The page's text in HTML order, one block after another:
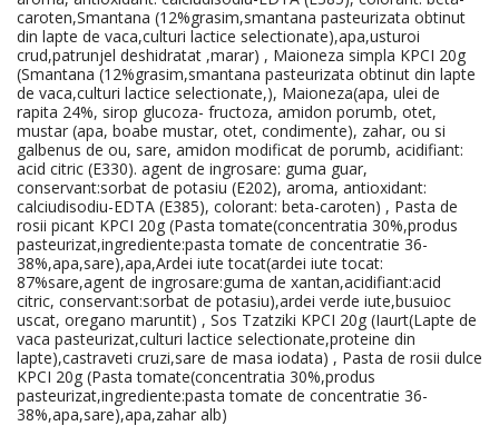
caroten,Smantana (12%grasim,smantana pasteurizata obtinut
din lapte de vaca,culturi lactice selectionate),apa,usturoi
crud,patrunjel deshidratat ,marar) , Maioneza simpla KPCI 20g
(Smantana (12%grasim,smantana pasteurizata obtinut din lapte
de vaca,culturi lactice selectionate,), Maioneza(apa, ulei de
rapita 24%, sirop glucoza- fructoza, amidon porumb, otet,
mustar (apa, boabe mustar, otet, condimente), zahar, ou si
galbenus de ou, sare, amidon modificat de porumb, acidifiant:
acid citric (E330). agent de ingrosare: guma guar,
conservant:sorbat de potasiu (E202), aroma, antioxidant:
calciudisodiu-EDTA (E385), colorant: beta-caroten) , Pasta de
rosii picant KPCI 20g (Pasta tomate(concentratia 30%,produs
pasteurizat,ingrediente:pasta tomate de concentratie 36-
38%,apa,sare),apa,Ardei iute tocat(ardei iute tocat:
87%sare,agent de ingrosare:guma de xantan,acidifiant:acid
citric, conservant:sorbat de potasiu),ardei verde iute,busuioc
uscat, oregano maruntit) , Sos Tzatziki KPCI 20g (Iaurt(Lapte de
vaca pasteurizat,culturi lactice selectionate,proteine din
lapte),castraveti cruzi,sare de masa iodata) , Pasta de rosii dulce
KPCI 20g (Pasta tomate(concentratia 30%,produs
pasteurizat,ingrediente:pasta tomate de concentratie 36-
38%,apa,sare),apa,zahar alb)